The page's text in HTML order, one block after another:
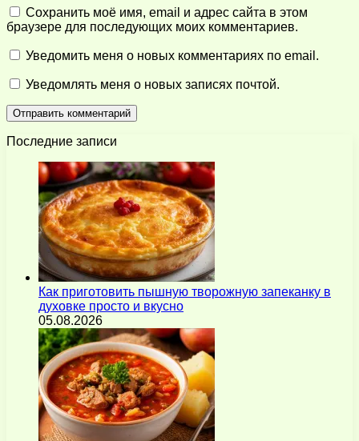
Сохранить моё имя, email и адрес сайта в этом
браузере для последующих моих комментариев.
Уведомить меня о новых комментариях по email.
Уведомлять меня о новых записях почтой.
Последние записи
Как приготовить пышную творожную запеканку в
духовке просто и вкусно
05.08.2026